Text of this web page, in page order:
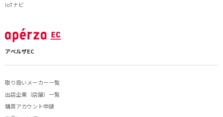
IoTナビ
アペルザEC
取り扱いメーカー一覧
出店企業（店舗）一覧
購買アカウント申請